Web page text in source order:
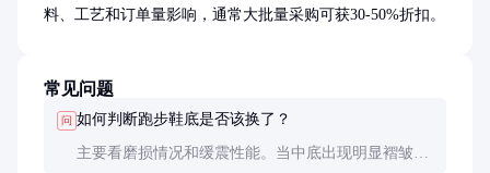
料、工艺和订单量影响，通常大批量采购可获30-50%折扣。
常见问题
问 如何判断跑步鞋底是否该换了？
主要看磨损情况和缓震性能。当中底出现明显褶皱、